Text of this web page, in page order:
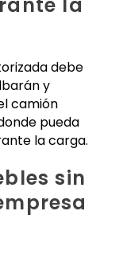
debe
y
camión
pueda
la carga.
sin